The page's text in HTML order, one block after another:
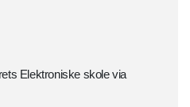
Elektroniske skole via